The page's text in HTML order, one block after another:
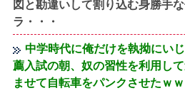
図と勘違いして割り込む身勝手
ラ・・・
中学時代に俺だけを執拗にい
薦入試の朝、奴の習性を利用し
ませて自転車をパンクさせたｗ